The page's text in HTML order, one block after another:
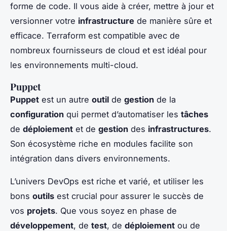
forme de code. Il vous aide à créer, mettre à jour et
versionner votre infrastructure de manière sûre et
efficace. Terraform est compatible avec de
nombreux fournisseurs de cloud et est idéal pour
les environnements multi-cloud.
Puppet
Puppet est un autre outil de gestion de la
configuration qui permet d’automatiser les tâches
de déploiement et de gestion des infrastructures.
Son écosystème riche en modules facilite son
intégration dans divers environnements.
L’univers DevOps est riche et varié, et utiliser les
bons outils est crucial pour assurer le succès de
vos projets. Que vous soyez en phase de
développement, de test, de déploiement ou de